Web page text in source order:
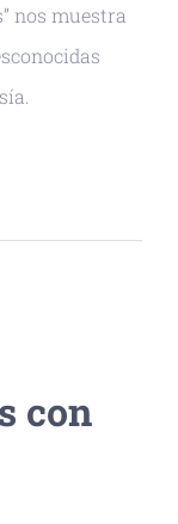
nos muestra
con